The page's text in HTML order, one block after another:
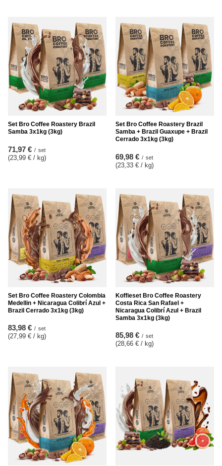
Set Bro Coffee Roastery Brazil
Samba 3x1kg (3kg)
71,97 € / set
(23,99 € / kg)
Set Bro Coffee Roastery Brazil
Samba + Brazil Guaxupe + Brazil
Cerrado 3x1kg (3kg)
69,98 € / set
(23,33 € / kg)
Set Bro Coffee Roastery Colombia
Medellin + Nicaragua Colibrí Azul +
Brazil Cerrado 3x1kg (3kg)
83,98 € / set
(27,99 € / kg)
Koffieset Bro Coffee Roastery
Costa Rica San Rafael +
Nicaragua Colibrí Azul + Brazil
Samba 3x1kg (3kg)
85,98 € / set
(28,66 € / kg)